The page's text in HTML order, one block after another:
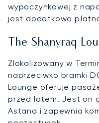
wypoczynkowej z
jest dodatkowo
The Shanyraq
Zlokalizowany w
naprzeciwko bramki
Lounge oferuje
przed lotem. Jest on
Astana i zapewnia